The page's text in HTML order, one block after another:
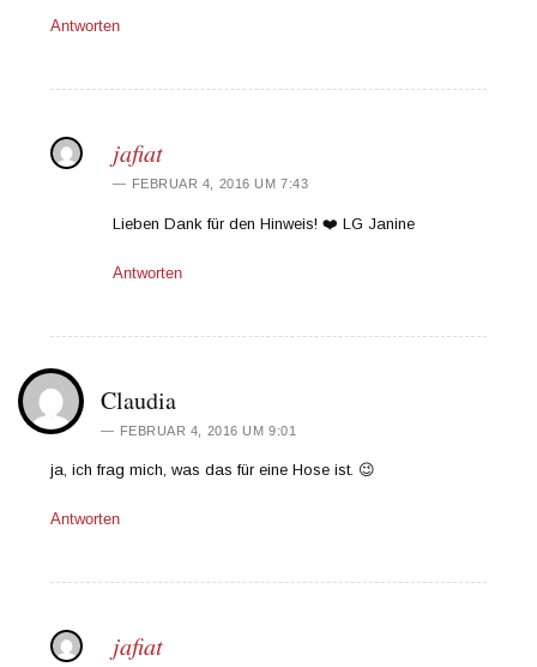
Antworten
jafiat
FEBRUAR 4, 2016 UM 7:43
Lieben Dank für den Hinweis! ❤️ LG Janine
Antworten
Claudia
FEBRUAR 4, 2016 UM 9:01
ja, ich frag mich, was das für eine Hose ist. 😉
Antworten
jafiat